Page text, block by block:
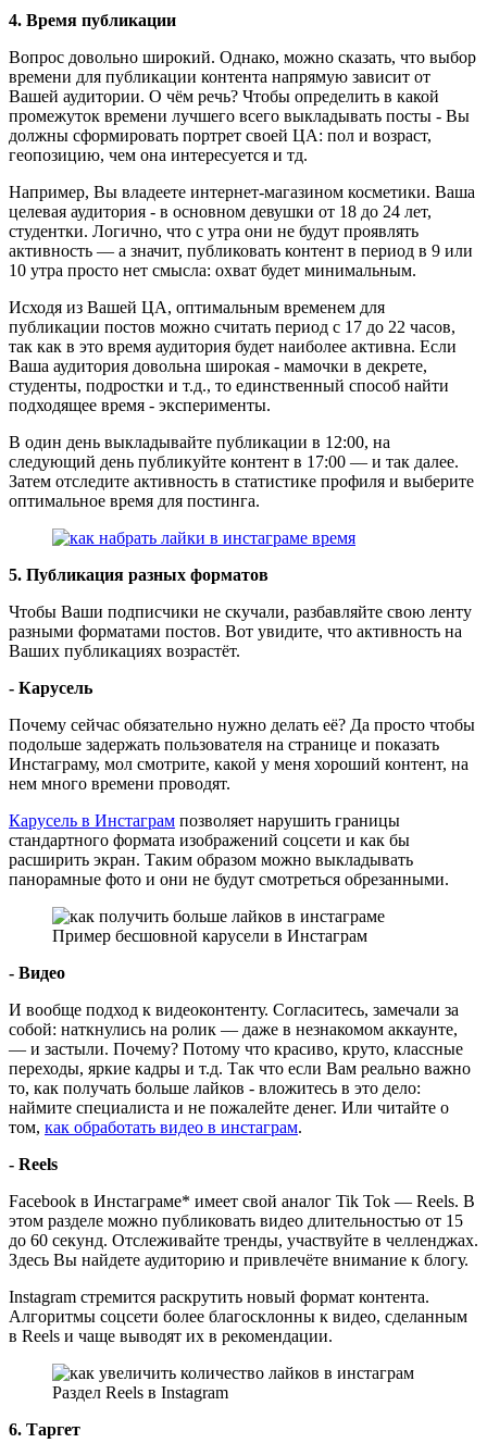
4. Время публикации
Вопрос довольно широкий. Однако, можно сказать, что выбор
времени для публикации контента напрямую зависит от
Вашей аудитории. О чём речь? Чтобы определить в какой
промежуток времени лучшего всего выкладывать посты - Вы
должны сформировать портрет своей ЦА: пол и возраст,
геопозицию, чем она интересуется и тд.
Например, Вы владеете интернет-магазином косметики. Ваша
целевая аудитория - в основном девушки от 18 до 24 лет,
студентки. Логично, что с утра они не будут проявлять
активность — а значит, публиковать контент в период в 9 или
10 утра просто нет смысла: охват будет минимальным.
Исходя из Вашей ЦА, оптимальным временем для
публикации постов можно считать период с 17 до 22 часов,
так как в это время аудитория будет наиболее активна. Если
Ваша аудитория довольна широкая - мамочки в декрете,
студенты, подростки и т.д., то единственный способ найти
подходящее время - эксперименты.
В один день выкладывайте публикации в 12:00, на
следующий день публикуйте контент в 17:00 — и так далее.
Затем отследите активность в статистике профиля и выберите
оптимальное время для постинга.
5. Публикация разных форматов
Чтобы Ваши подписчики не скучали, разбавляйте свою ленту
разными форматами постов. Вот увидите, что активность на
Ваших публикациях возрастёт.
- Карусель
Почему сейчас обязательно нужно делать её? Да просто чтобы
подольше задержать пользователя на странице и показать
Инстаграму, мол смотрите, какой у меня хороший контент, на
нем много времени проводят.
Карусель в Инстаграм позволяет нарушить границы
стандартного формата изображений соцсети и как бы
расширить экран. Таким образом можно выкладывать
панорамные фото и они не будут смотреться обрезанными.
Пример бесшовной карусели в Инстаграм
- Видео
И вообще подход к видеоконтенту. Согласитесь, замечали за
собой: наткнулись на ролик — даже в незнакомом аккаунте,
— и застыли. Почему? Потому что красиво, круто, классные
переходы, яркие кадры и т.д. Так что если Вам реально важно
то, как получать больше лайков - вложитесь в это дело:
наймите специалиста и не пожалейте денег. Или читайте о
том, как обработать видео в инстаграм.
- Reels
Facebook в Инстаграме* имеет свой аналог Tik Tok — Reels. В
этом разделе можно публиковать видео длительностью от 15
до 60 секунд. Отслеживайте тренды, участвуйте в челленджах.
Здесь Вы найдете аудиторию и привлечёте внимание к блогу.
Instagram стремится раскрутить новый формат контента.
Алгоритмы соцсети более благосклонны к видео, сделанным
в Reels и чаще выводят их в рекомендации.
Раздел Reels в Instagram
6. Таргет